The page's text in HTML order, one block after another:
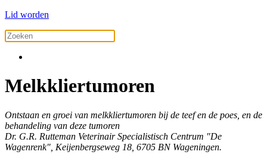
Lid worden
Melkkliertumoren
Ontstaan en groei van melkkliertumoren bij de teef en de poes, en de
behandeling van deze tumoren
Dr. G.R. Rutteman Veterinair Specialistisch Centrum "De
Wagenrenk", Keijenbergseweg 18, 6705 BN Wageningen.